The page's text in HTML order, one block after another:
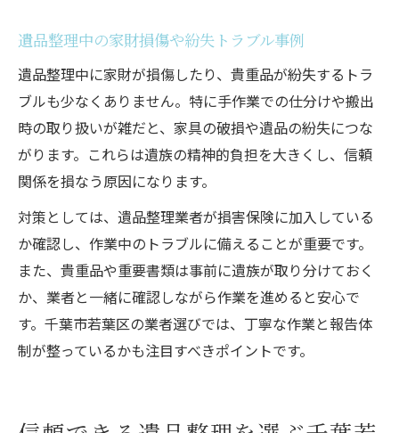
遺品整理中の家財損傷や紛失トラブル事例
遺品整理中に家財が損傷したり、貴重品が紛失するトラ
ブルも少なくありません。特に手作業での仕分けや搬出
時の取り扱いが雑だと、家具の破損や遺品の紛失につな
がります。これらは遺族の精神的負担を大きくし、信頼
関係を損なう原因になります。
対策としては、遺品整理業者が損害保険に加入している
か確認し、作業中のトラブルに備えることが重要です。
また、貴重品や重要書類は事前に遺族が取り分けておく
か、業者と一緒に確認しながら作業を進めると安心で
す。千葉市若葉区の業者選びでは、丁寧な作業と報告体
制が整っているかも注目すべきポイントです。